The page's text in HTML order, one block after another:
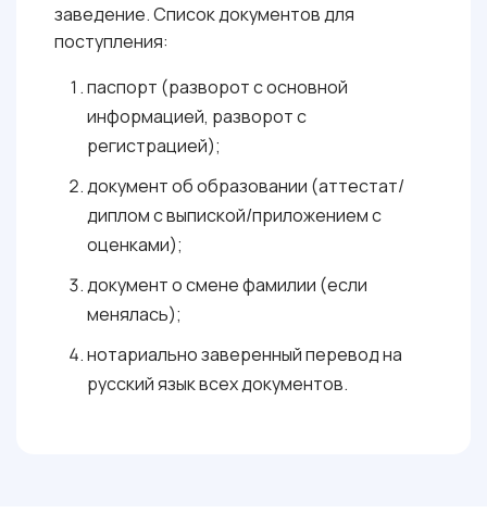
заведение. Список документов для
поступления:
паспорт (разворот с основной
информацией, разворот с
регистрацией);
документ об образовании (аттестат/
диплом с выпиской/приложением с
оценками);
документ о смене фамилии (если
менялась);
нотариально заверенный перевод на
русский язык всех документов.